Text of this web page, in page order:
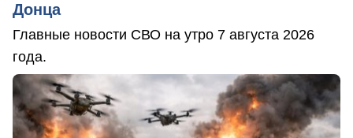
Донца
Главные новости СВО на утро 7 августа 2026
года.